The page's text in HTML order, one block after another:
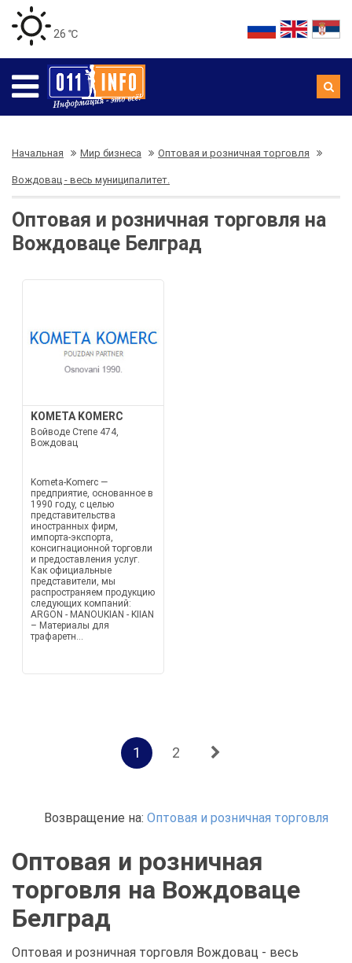
26 ℃
Начальная Мир бизнеса Оптовая и розничная торговля
Вождовац - весь муниципалитет.
Оптовая и розничная торговля на
Вождоваце Белград
KOMETA KOMERC
Войводе Степе 474,
Вождовац
Kometa-Komerc —
предприятие, основанное в
1990 году, с целью
представительства
иностранных фирм,
импорта-экспорта,
консигнационной торговли
и предоставления услуг.
Как официальные
представители, мы
распространяем продукцию
следующих компаний:
ARGON - MANOUKIAN - KIIAN
– Материалы для
трафаретн...
1 2
Возвращение на: Оптовая и розничная торговля
Оптовая и розничная
торговля на Вождоваце
Белград
Оптовая и розничная торговля Вождовац - весь